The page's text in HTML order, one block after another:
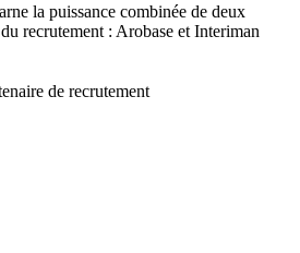
la puissance combinée de deux
recrutement : Arobase et Interiman